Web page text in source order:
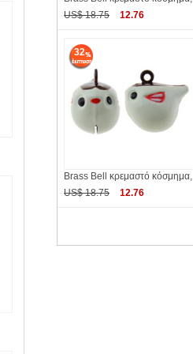
US$ 18.75
12.76
32
Brass Bell κρεμαστό κόσμημα,
US$ 18.75
12.76